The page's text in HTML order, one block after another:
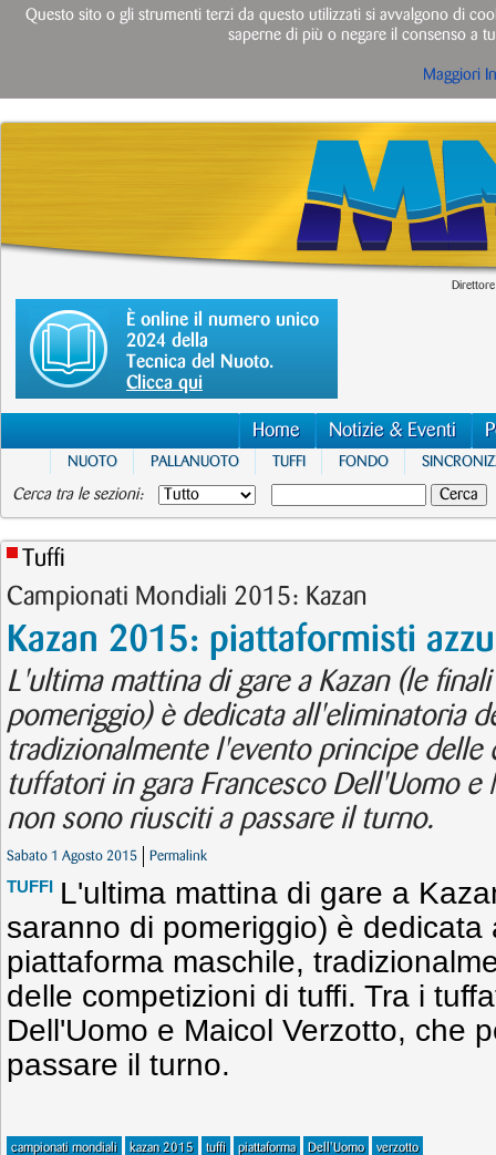
È online il numero unico
2024 della
Tecnica del Nuoto.
Clicca qui
Home Notizie & Eventi
NUOTO PALLANUOTO TUFFI FONDO
Cerca tra le sezioni:
Tuffi
Campionati Mondiali 2015: Kazan
Kazan 2015: piattaformisti
L'ultima mattina di gare a Kazan (le
pomeriggio) è dedicata all'eliminatoria
tradizionalmente l'evento principe
tuffatori in gara Francesco Dell'Uomo
non sono riusciti a passare il turno.
Sabato 1 Agosto 2015 Permalink
TUFFI L'ultima mattina di gare a
saranno di pomeriggio) è dedicata
piattaforma maschile,
delle competizioni di tuffi. Tra i
Dell'Uomo e Maicol Verzotto, che
passare il turno.
campionati mondiali kazan 2015 tuffi piattaforma Dell'Uomo verzotto
Questo sito o gli strumenti terzi da questo utilizzati si avvalgono di
saperne di più o negare il consenso a
Maggiori